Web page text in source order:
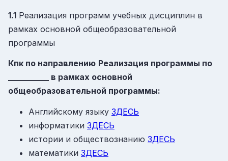
1.1 Реализация программ учебных дисциплин в
рамках основной общеобразовательной
программы
Кпк по направлению Реализация программы по
__________ в рамках основной
общеобразовательной программы:
Английскому языку ЗДЕСЬ
информатики ЗДЕСЬ
истории и обществознанию ЗДЕСЬ
математики ЗДЕСЬ